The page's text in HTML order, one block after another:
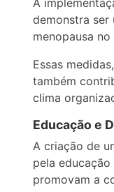
demonstra ser
menopausa
Essas
também
clima
Educação e
A criação de
pela
promovam a